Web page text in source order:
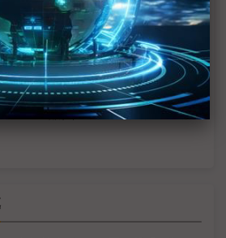
裝 林俊成：仍有三大挑戰
傳走人
進封裝重整
傳三星晶圓代工高層多次來台延